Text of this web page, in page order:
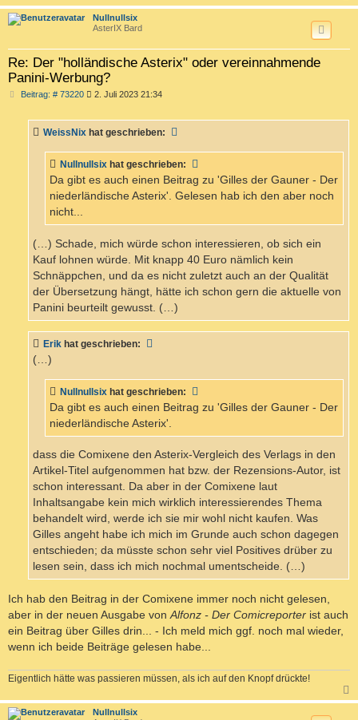
a
Nullnullsix
AsterIX Bard
Re: Der "holländische Asterix" oder vereinnahmende
Panini-Werbung?
Beitrag: # 73220B
r
2. Juli 2023 21:34
WeissNix hat geschrieben:
Nullnullsix hat geschrieben:
Da gibt es auch einen Beitrag zu 'Gilles der Gauner - Der
niederländische Asterix'. Gelesen hab ich den aber noch
nicht...
(…) Schade, mich würde schon interessieren, ob sich ein
Kauf lohnen würde. Mit knapp 40 Euro nämlich kein
Schnäppchen, und da es nicht zuletzt auch an der Qualität
der Übersetzung hängt, hätte ich schon gern die aktuelle von
Panini beurteilt gewusst. (…)
Erik hat geschrieben:
(…)
Nullnullsix hat geschrieben:
Da gibt es auch einen Beitrag zu 'Gilles der Gauner - Der
niederländische Asterix'.
dass die Comixene den Asterix-Vergleich des Verlags in den
Artikel-Titel aufgenommen hat bzw. der Rezensions-Autor, ist
schon interessant. Da aber in der Comixene laut
Inhaltsangabe kein mich wirklich interessierendes Thema
behandelt wird, werde ich sie mir wohl nicht kaufen. Was
Gilles angeht habe ich mich im Grunde auch schon dagegen
entschieden; da müsste schon sehr viel Positives drüber zu
lesen sein, dass ich mich nochmal umentscheide. (…)
Ich hab den Beitrag in der Comixene immer noch nicht gelesen,
aber in der neuen Ausgabe von Alfonz - Der Comicreporter ist auch
ein Beitrag über Gilles drin... - Ich meld mich ggf. noch mal wieder,
wenn ich beide Beiträge gelesen habe...
Eigentlich hätte was passieren müssen, als ich auf den Knopf drückte!
a
Nullnullsix